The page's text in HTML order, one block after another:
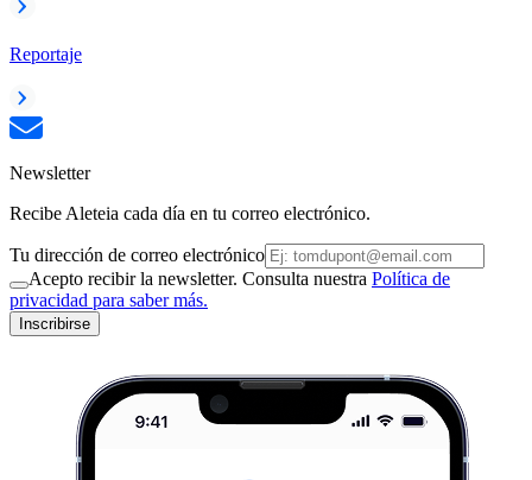
Reportaje
Newsletter
Recibe Aleteia cada día en tu correo electrónico.
Tu dirección de correo electrónico
Acepto recibir la newsletter. Consulta nuestra Política de
privacidad para saber más.
Inscribirse